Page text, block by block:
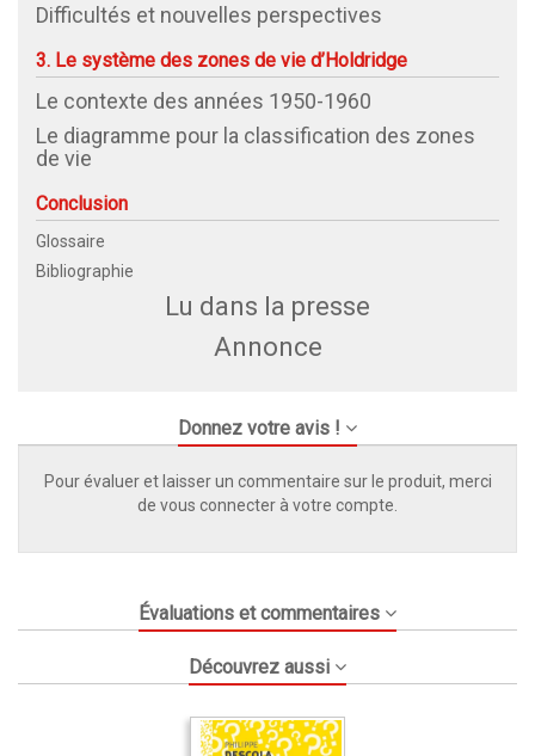
Difficultés et nouvelles perspectives
3. Le système des zones de vie d’Holdridge
Le contexte des années 1950-1960
Le diagramme pour la classification des zones
de vie
Conclusion
Glossaire
Bibliographie
Lu dans la presse
Annonce
Donnez votre avis !
Pour évaluer et laisser un commentaire sur le produit, merci
de vous connecter à votre compte.
Évaluations et commentaires
Découvrez aussi